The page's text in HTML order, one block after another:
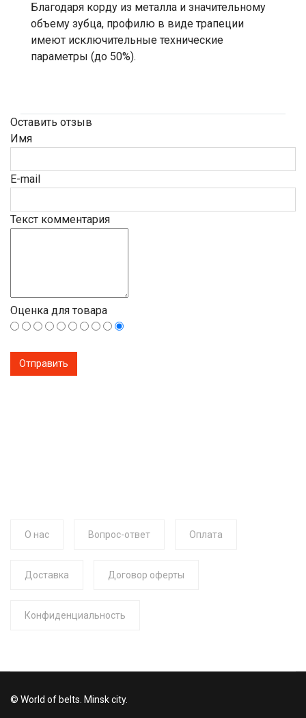
Благодаря корду из металла и значительному
объему зубца, профилю в виде трапеции
имеют исключительные технические
параметры (до 50%).
Оставить отзыв
Имя
E-mail
Текст комментария
Оценка для товара
О нас Вопрос-ответ Оплата
Доставка Договор оферты
Конфиденциальность
© World of belts. Minsk city.